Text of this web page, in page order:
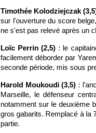
Timothée Kolodziejczak
sur l'ouverture du score
ne s'est pas relevé après un
Loïc Perrin (2,5) : le
facilement déborder par
seconde période, mis sous
Harold Moukoudi (3,5) :
Marseille, le défenseur
notamment sur le deuxième
gros gabarits. Remplacé à la
partie.